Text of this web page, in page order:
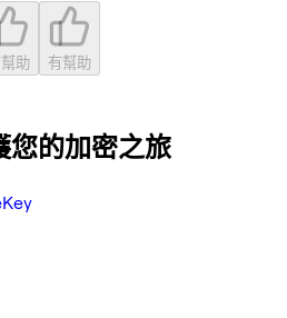
助 有幫助
您的加密之旅